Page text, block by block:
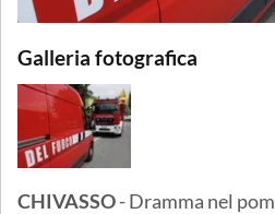
Galleria fotografica
CHIVASSO- Dramma nel